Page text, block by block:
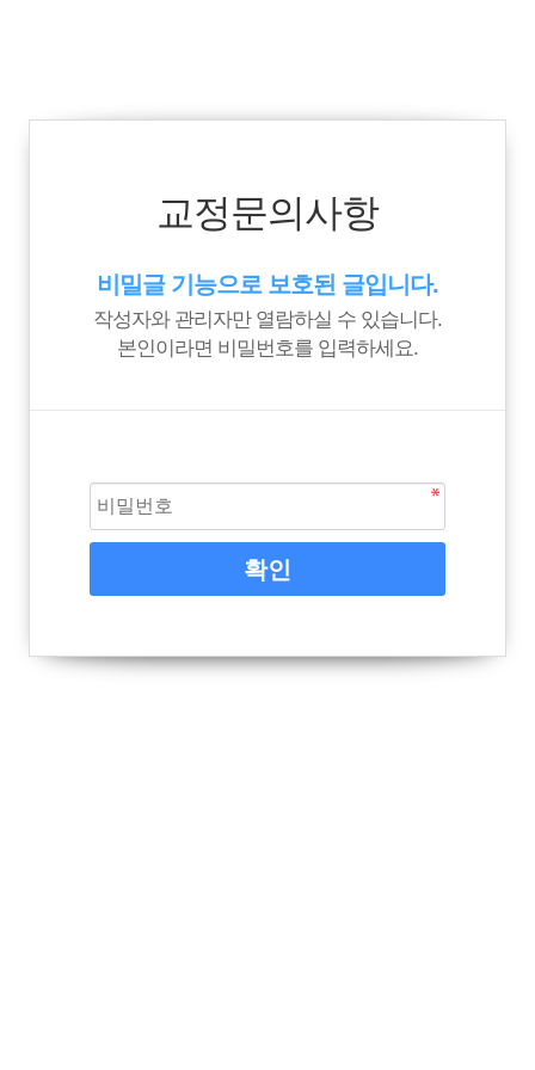
교정문의사항
비밀글 기능으로 보호된 글입니다.
작성자와 관리자만 열람하실 수 있습니다.
본인이라면 비밀번호를 입력하세요.